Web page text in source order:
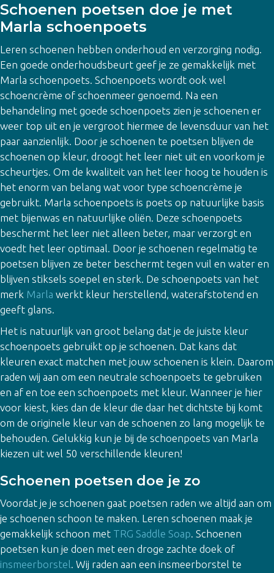
Schoenen poetsen doe je met
Marla schoenpoets
Leren schoenen hebben onderhoud en verzorging nodig.
Een goede onderhoudsbeurt geef je ze gemakkelijk met
Marla schoenpoets. Schoenpoets wordt ook wel
schoencrème of schoenmeer genoemd. Na een
behandeling met goede schoenpoets zien je schoenen er
weer top uit en je vergroot hiermee de levensduur van het
paar aanzienlijk. Door je schoenen te poetsen blijven de
schoenen op kleur, droogt het leer niet uit en voorkom je
scheurtjes. Om de kwaliteit van het leer hoog te houden is
het enorm van belang wat voor type schoencrème je
gebruikt. Marla schoenpoets is poets op natuurlijke basis
met bijenwas en natuurlijke oliën. Deze schoenpoets
beschermt het leer niet alleen beter, maar verzorgt en
voedt het leer optimaal. Door je schoenen regelmatig te
poetsen blijven ze beter beschermt tegen vuil en water en
blijven stiksels soepel en sterk. De schoenpoets van het
merk Marla werkt kleur herstellend, waterafstotend en
geeft glans.
Het is natuurlijk van groot belang dat je de juiste kleur
schoenpoets gebruikt op je schoenen. Dat kans dat
kleuren exact matchen met jouw schoenen is klein. Daarom
raden wij aan om een neutrale schoenpoets te gebruiken
en af en toe een schoenpoets met kleur. Wanneer je hier
voor kiest, kies dan de kleur die daar het dichtste bij komt
om de originele kleur van de schoenen zo lang mogelijk te
behouden. Gelukkig kun je bij de schoenpoets van Marla
kiezen uit wel 50 verschillende kleuren!
Schoenen poetsen doe je zo
Voordat je je schoenen gaat poetsen raden we altijd aan om
je schoenen schoon te maken. Leren schoenen maak je
gemakkelijk schoon met TRG Saddle Soap. Schoenen
poetsen kun je doen met een droge zachte doek of
insmeerborstel . Wij raden aan een insmeerborstel te